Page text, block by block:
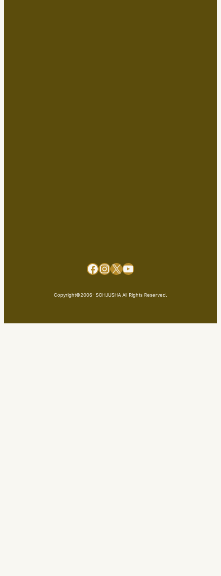
Facebook
Instagram
X YouTube
Copyright©2006- SOHJUSHA All Rights Reserved.